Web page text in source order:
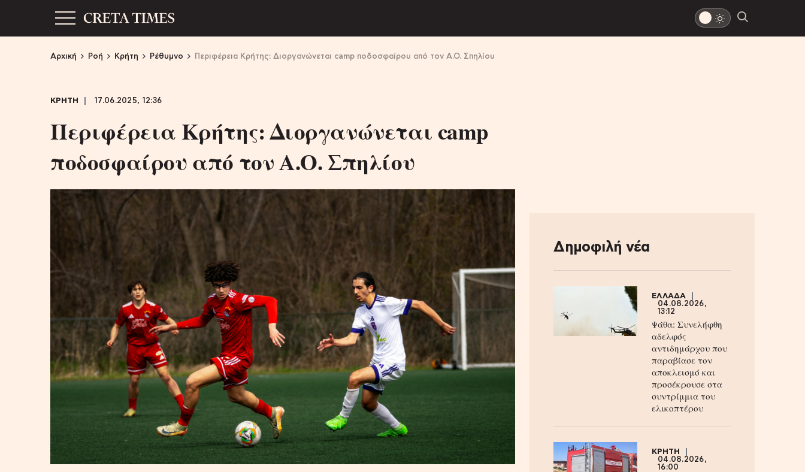
Αρχική Ροή Κρήτη Ρέθυμνο Περιφέρεια Κρήτης: Διοργανώνεται camp ποδοσφαίρου από τον Α.Ο. Σπηλίου
ΚΡΗΤΗ 17.06.2025, 12:36
Περιφέρεια Κρήτης: Διοργανώνεται camp
ποδοσφαίρου από τον Α.Ο. Σπηλίου
Δημοφιλή νέα
ΕΛΛΑΔΑ
04.08.2026,
13:12
Ψάθα: Συνελήφθη
αδελφός
αντιδημάρχου που
παραβίασε τον
αποκλεισμό και
προσέκρουσε στα
συντρίμμια του
ελικοπτέρου
ΚΡΗΤΗ
04.08.2026,
16:00